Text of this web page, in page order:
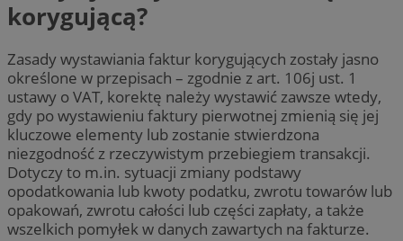
korygującą?
Zasady wystawiania faktur korygujących zostały jasno
określone w przepisach – zgodnie z art. 106j ust. 1
ustawy o VAT, korektę należy wystawić zawsze wtedy,
gdy po wystawieniu faktury pierwotnej zmienią się jej
kluczowe elementy lub zostanie stwierdzona
niezgodność z rzeczywistym przebiegiem transakcji.
Dotyczy to m.in. sytuacji zmiany podstawy
opodatkowania lub kwoty podatku, zwrotu towarów lub
opakowań, zwrotu całości lub części zapłaty, a także
wszelkich pomyłek w danych zawartych na fakturze.